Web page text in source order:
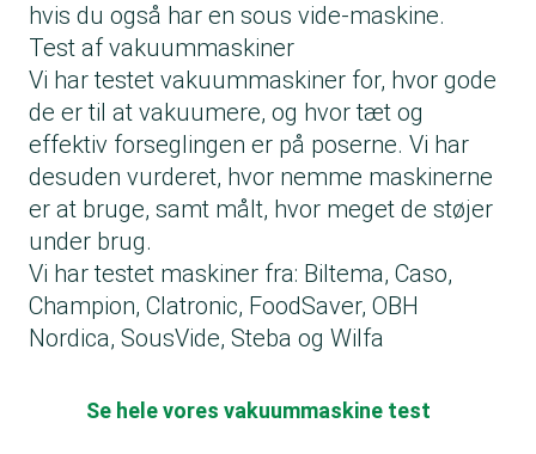
hvis du også har en sous vide-maskine.
Test af vakuummaskiner
Vi har testet vakuummaskiner for, hvor gode
de er til at vakuumere, og hvor tæt og
effektiv forseglingen er på poserne. Vi har
desuden vurderet, hvor nemme maskinerne
er at bruge, samt målt, hvor meget de støjer
under brug.
Vi har testet maskiner fra: Biltema, Caso,
Champion, Clatronic, FoodSaver, OBH
Nordica, SousVide, Steba og Wilfa
Se hele vores vakuummaskine test